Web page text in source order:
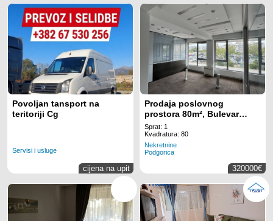
Povoljan tansport na
teritoriji Cg
Servisi i usluge
cijena na upit
Prodaja poslovnog
prostora 80m², Bulevar
Džordža Vašingtona,
Podgorica
Sprat: 1
Kvadratura: 80
Nekretnine
Podgorica
320000€